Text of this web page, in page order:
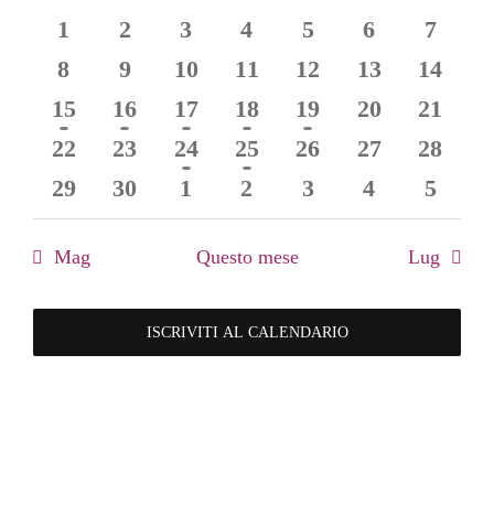
viste
Eventi
0
eventi
1
0
eventi
2
0
eventi
3
0
eventi
4
0
eventi
5
0
eventi
6
0
eventi
7
0
eventi
8
0
eventi
9
0
eventi
10
0
eventi
11
0
eventi
12
0
eventi
13
0
eventi
14
1
evento
15
1
evento
16
2
eventi
17
2
eventi
18
1
evento
19
0
eventi
20
0
eventi
21
0
eventi
22
0
eventi
23
1
evento
24
1
evento
25
0
eventi
26
0
eventi
27
0
eventi
28
0
eventi
29
0
eventi
30
0
eventi
1
0
eventi
2
0
eventi
3
0
eventi
4
0
eventi
5
Mag Questo mese Lug
ISCRIVITI AL CALENDARIO